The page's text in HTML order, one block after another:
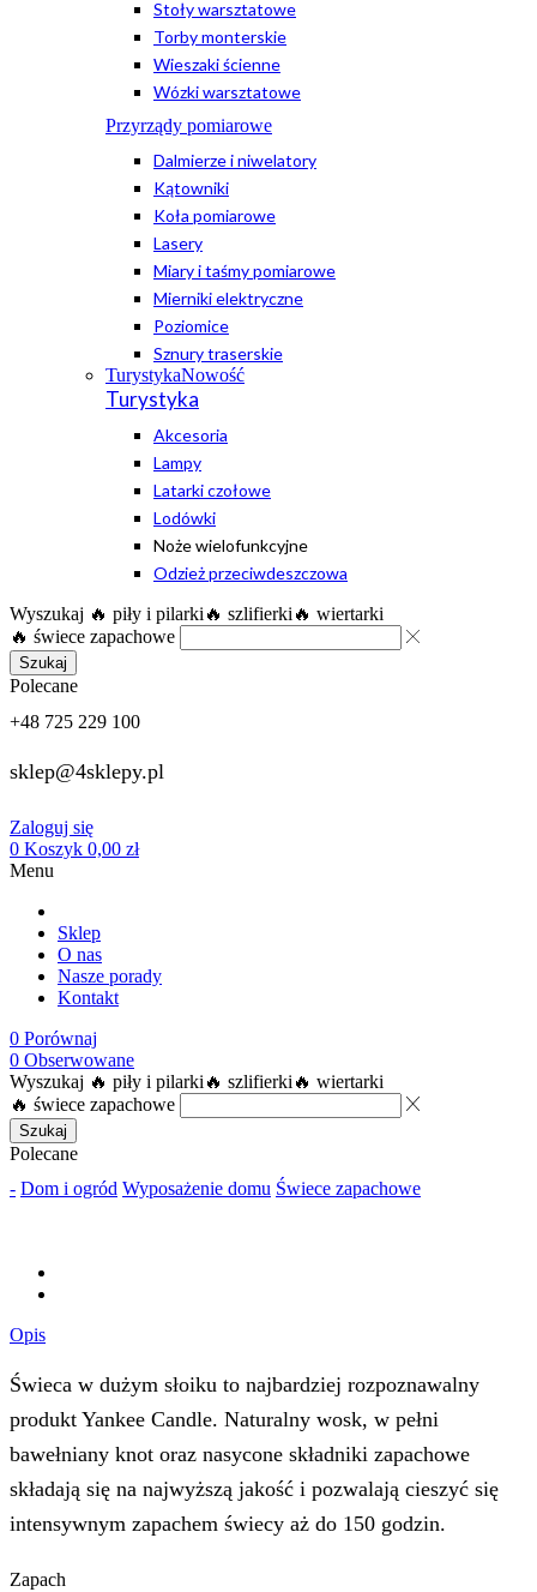
Stoły warsztatowe
Torby monterskie
Wieszaki ścienne
Wózki warsztatowe
Przyrządy pomiarowe
Dalmierze i niwelatory
Kątowniki
Koła pomiarowe
Lasery
Miary i taśmy pomiarowe
Mierniki elektryczne
Poziomice
Sznury traserskie
TurystykaNowość
Turystyka
Akcesoria
Lampy
Latarki czołowe
Lodówki
Noże wielofunkcyjne
Odzież przeciwdeszczowa
Wyszukaj 🔥 piły i pilarki 🔥 szlifierki 🔥 wiertarki
🔥 świece zapachowe
Szukaj
Polecane
+48 725 229 100
sklep@4sklepy.pl
Zaloguj się
0 Koszyk 0,00 zł
Menu
Sklep
O nas
Nasze porady
Kontakt
0 Porównaj
0 Obserwowane
Wyszukaj 🔥 piły i pilarki 🔥 szlifierki 🔥 wiertarki
🔥 świece zapachowe
Szukaj
Polecane
- Dom i ogród Wyposażenie domu Świece zapachowe
Opis
Świeca w dużym słoiku to najbardziej rozpoznawalny
produkt Yankee Candle. Naturalny wosk, w pełni
bawełniany knot oraz nasycone składniki zapachowe
składają się na najwyższą jakość i pozwalają cieszyć się
intensywnym zapachem świecy aż do 150 godzin.
Zapach